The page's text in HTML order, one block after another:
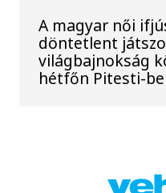
A magyar női
döntetlent
világbajnokság
hétfőn Pitesti-